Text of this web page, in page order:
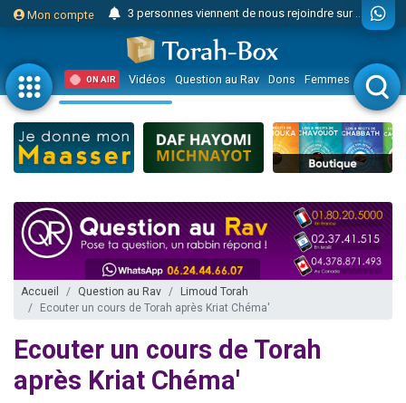
Mon compte 3 personnes viennent de nous rejoindre sur WhatsApp
Odaya vient de donner son Maasser
3 personnes viennent de faire un don pour 5 jours de vacances aux Orphelins
3 personnes viennent de faire un don pour Diane, 80 ans, dans un appartement insalubre
2 personnes viennent de nous rejoindre sur WhatsApp
13 personnes viennent de demander une bénédiction
30 personnes viennent de faire un don pour Sauvez la jambe de Yohan
Il reste 49 places pour étudier en groupe sur Zoom
12 nouvelles musiques dans Torah-Box Music
3 personnes viennent de nous rejoindre sur WhatsApp
2 nouvelles musiques dans Torah-Box Music
8 personnes viennent de faire un don pour Tsédaka : pauvres d'Israel
ON AIR Vidéos Question au Rav Dons Femmes Enfants
Accueil Question au Rav
Limoud Torah
Ecouter un cours de Torah après Kriat Chéma'
Ecouter un cours de Torah
après Kriat Chéma'